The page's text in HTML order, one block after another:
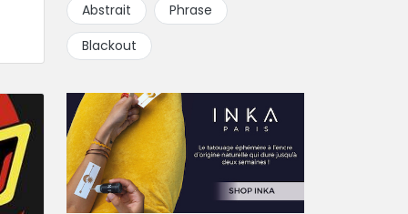
Abstrait
Phrase
Blackout